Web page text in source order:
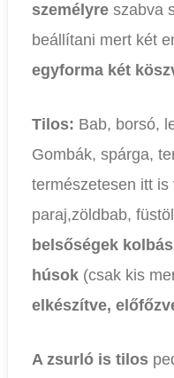
személyre szabva
beállítani mert két
egyforma két
Tilos: Bab, borsó,
Gombák, spárga,
természetesen itt
paraj,zöldbab,
belsőségek
húsok (csak kis
elkészítve,
A zsurló is tilos